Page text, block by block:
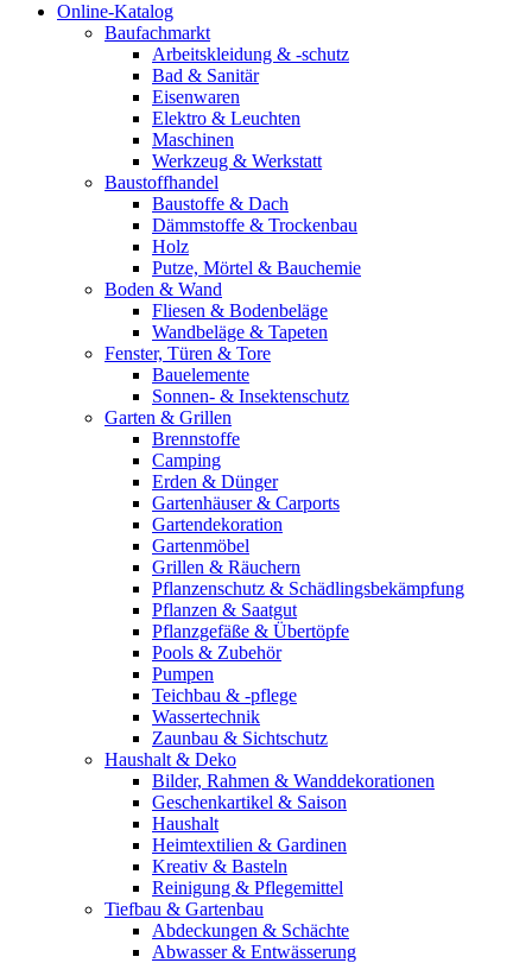
Online-Katalog
Baufachmarkt
Arbeitskleidung & -schutz
Bad & Sanitär
Eisenwaren
Elektro & Leuchten
Maschinen
Werkzeug & Werkstatt
Baustoffhandel
Baustoffe & Dach
Dämmstoffe & Trockenbau
Holz
Putze, Mörtel & Bauchemie
Boden & Wand
Fliesen & Bodenbeläge
Wandbeläge & Tapeten
Fenster, Türen & Tore
Bauelemente
Sonnen- & Insektenschutz
Garten & Grillen
Brennstoffe
Camping
Erden & Dünger
Gartenhäuser & Carports
Gartendekoration
Gartenmöbel
Grillen & Räuchern
Pflanzenschutz & Schädlingsbekämpfung
Pflanzen & Saatgut
Pflanzgefäße & Übertöpfe
Pools & Zubehör
Pumpen
Teichbau & -pflege
Wassertechnik
Zaunbau & Sichtschutz
Haushalt & Deko
Bilder, Rahmen & Wanddekorationen
Geschenkartikel & Saison
Haushalt
Heimtextilien & Gardinen
Kreativ & Basteln
Reinigung & Pflegemittel
Tiefbau & Gartenbau
Abdeckungen & Schächte
Abwasser & Entwässerung